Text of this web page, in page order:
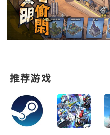
推荐游戏